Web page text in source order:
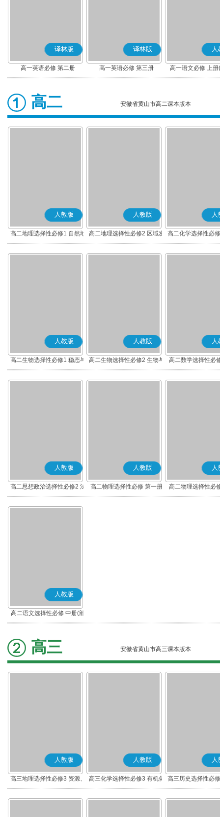
译林版
高一英语必修 第二册
译林版
高一英语必修 第三册
人
高一语文必修 上
高二 安徽省黄山市高二课本版本
人教版
高二地理选择性必修1 自然地
理基础
人教版
高二地理选择性必修2 区域发
展
人
高二化学选择性必
应原理
人教版
高二生物选择性必修1 稳态与
调节
人教版
高二生物选择性必修2 生物与
环境
人
高二数学选择性必
(A版)
人教版
高二思想政治选择性必修2 法
律与生活(部编版)
人教版
高二物理选择性必修 第一册
人
高二物理选择性必
人教版
高二语文选择性必修 中册(部
编版)
高三 安徽省黄山市高三课本版本
人教版
高三地理选择性必修3 资源、
环境与国家安全
人教版
高三化学选择性必修3 有机化
学基础
人
高三历史选择性必
流与传播(部